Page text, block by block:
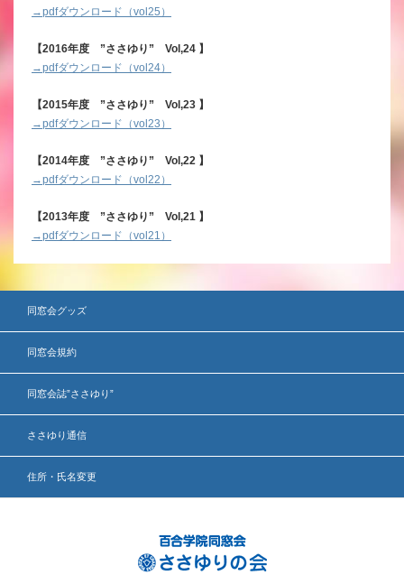
→pdfダウンロード（vol25）
【2016年度 ”ささゆり” Vol,24 】
→pdfダウンロード（vol24）
【2015年度 ”ささゆり” Vol,23 】
→pdfダウンロード（vol23）
【2014年度 ”ささゆり” Vol,22 】
→pdfダウンロード（vol22）
【2013年度 ”ささゆり” Vol,21 】
→pdfダウンロード（vol21）
同窓会グッズ
同窓会規約
同窓会誌”ささゆり”
ささゆり通信
住所・氏名変更